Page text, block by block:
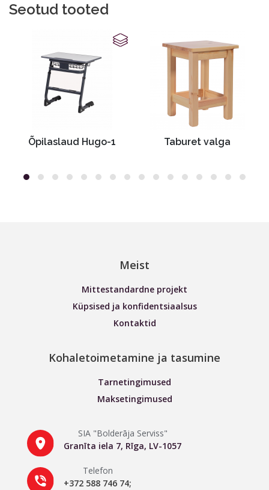
Seotud tooted
Õpilaslaud Hugo-1 Taburet valga
Meist
Mittestandardne projekt
Küpsised ja konfidentsiaalsus
Kontaktid
Kohaletoimetamine ja tasumine
Tarnetingimused
Maksetingimused
SIA "Bolderāja Serviss"
Granīta iela 7, Rīga, LV-1057
Telefon
+372 588 746 74;